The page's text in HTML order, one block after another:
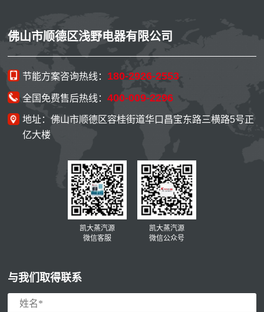
佛山市顺德区浅野电器有限公司
节能方案咨询热线： 180-2926-2553
全国免费售后热线：400-009-2296
地址：佛山市顺德区容桂街道华口昌宝东路三横路5号正
亿大楼
凯大蒸汽源
微信客服
凯大蒸汽源
微信公众号
与我们取得联系